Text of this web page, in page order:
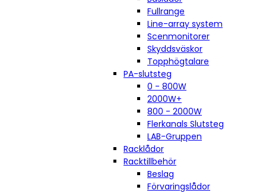
Fullrange
Line-array system
Scenmonitorer
Skyddsväskor
Topphögtalare
PA-slutsteg
0 - 800W
2000W+
800 - 2000W
Flerkanals Slutsteg
LAB-Gruppen
Racklådor
Racktillbehör
Beslag
Förvaringslådor